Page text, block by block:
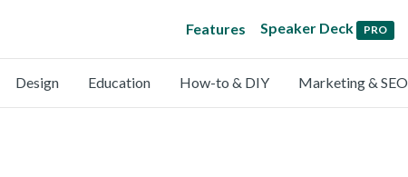
Features Speaker Deck PRO
Design Education How-to & DIY Marketing & SEO